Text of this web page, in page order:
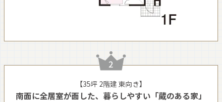
【35坪 2階建 東向き】
南面に全居室が面した、暮らしやすい「蔵のある家」